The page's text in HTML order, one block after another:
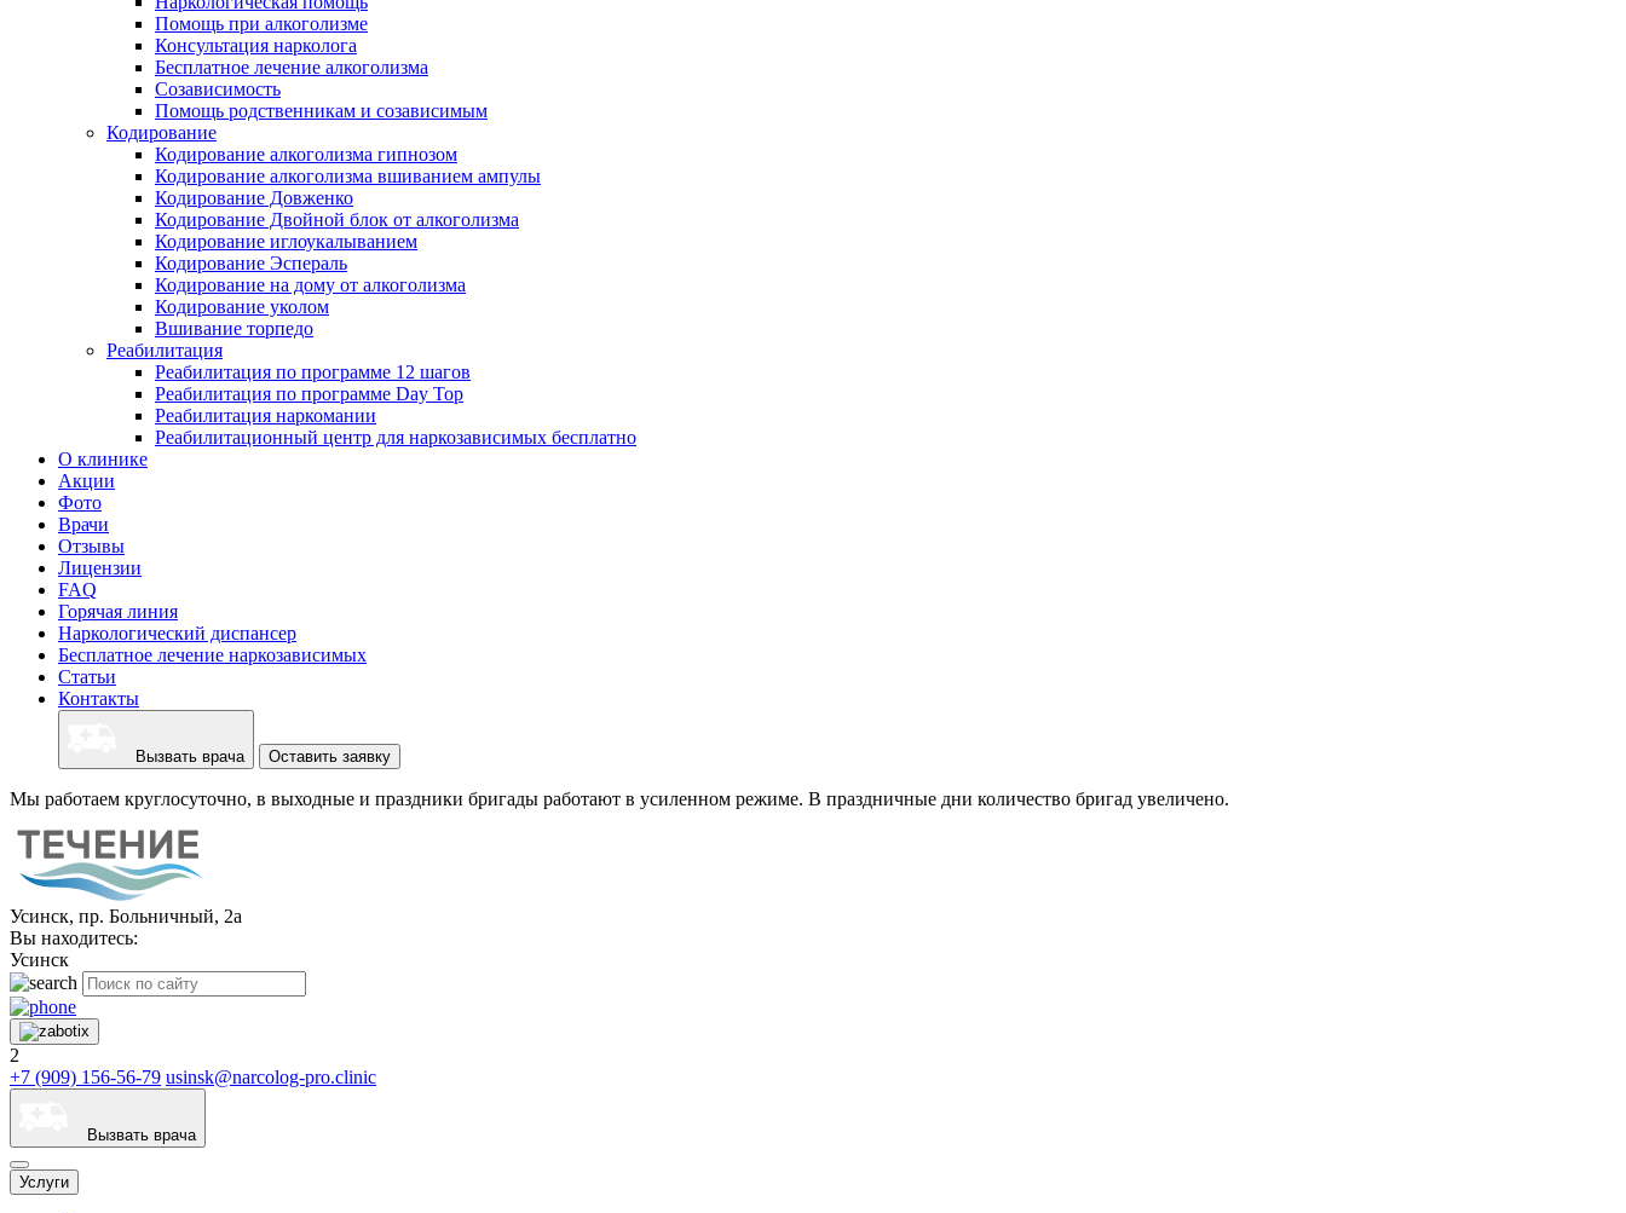
Помощь при алкоголизме
Консультация нарколога
Бесплатное лечение алкоголизма
Созависимость
Помощь родственникам и созависимым
Кодирование
Кодирование алкоголизма гипнозом
Кодирование алкоголизма вшиванием ампулы
Кодирование Довженко
Кодирование Двойной блок от алкоголизма
Кодирование иглоукалыванием
Кодирование Эспераль
Кодирование на дому от алкоголизма
Кодирование уколом
Вшивание торпедо
Реабилитация
Реабилитация по программе 12 шагов
Реабилитация по программе Day Top
Реабилитация наркомании
Реабилитационный центр для наркозависимых бесплатно
О клинике
Акции
Фото
Врачи
Отзывы
Лицензии
FAQ
Горячая линия
Наркологический диспансер
Бесплатное лечение наркозависимых
Статьи
Контакты
Вызвать врача Оставить заявку
Мы работаем круглосуточно, в выходные и праздники бригады работают в усиленном режиме. В праздничные дни количество бригад увеличено.
Усинск, пр. Больничный, 2а
Вы находитесь:
Усинск
2
+7 (909) 156-56-79 usinsk@narcolog-pro.clinic
Вызвать врача
Услуги